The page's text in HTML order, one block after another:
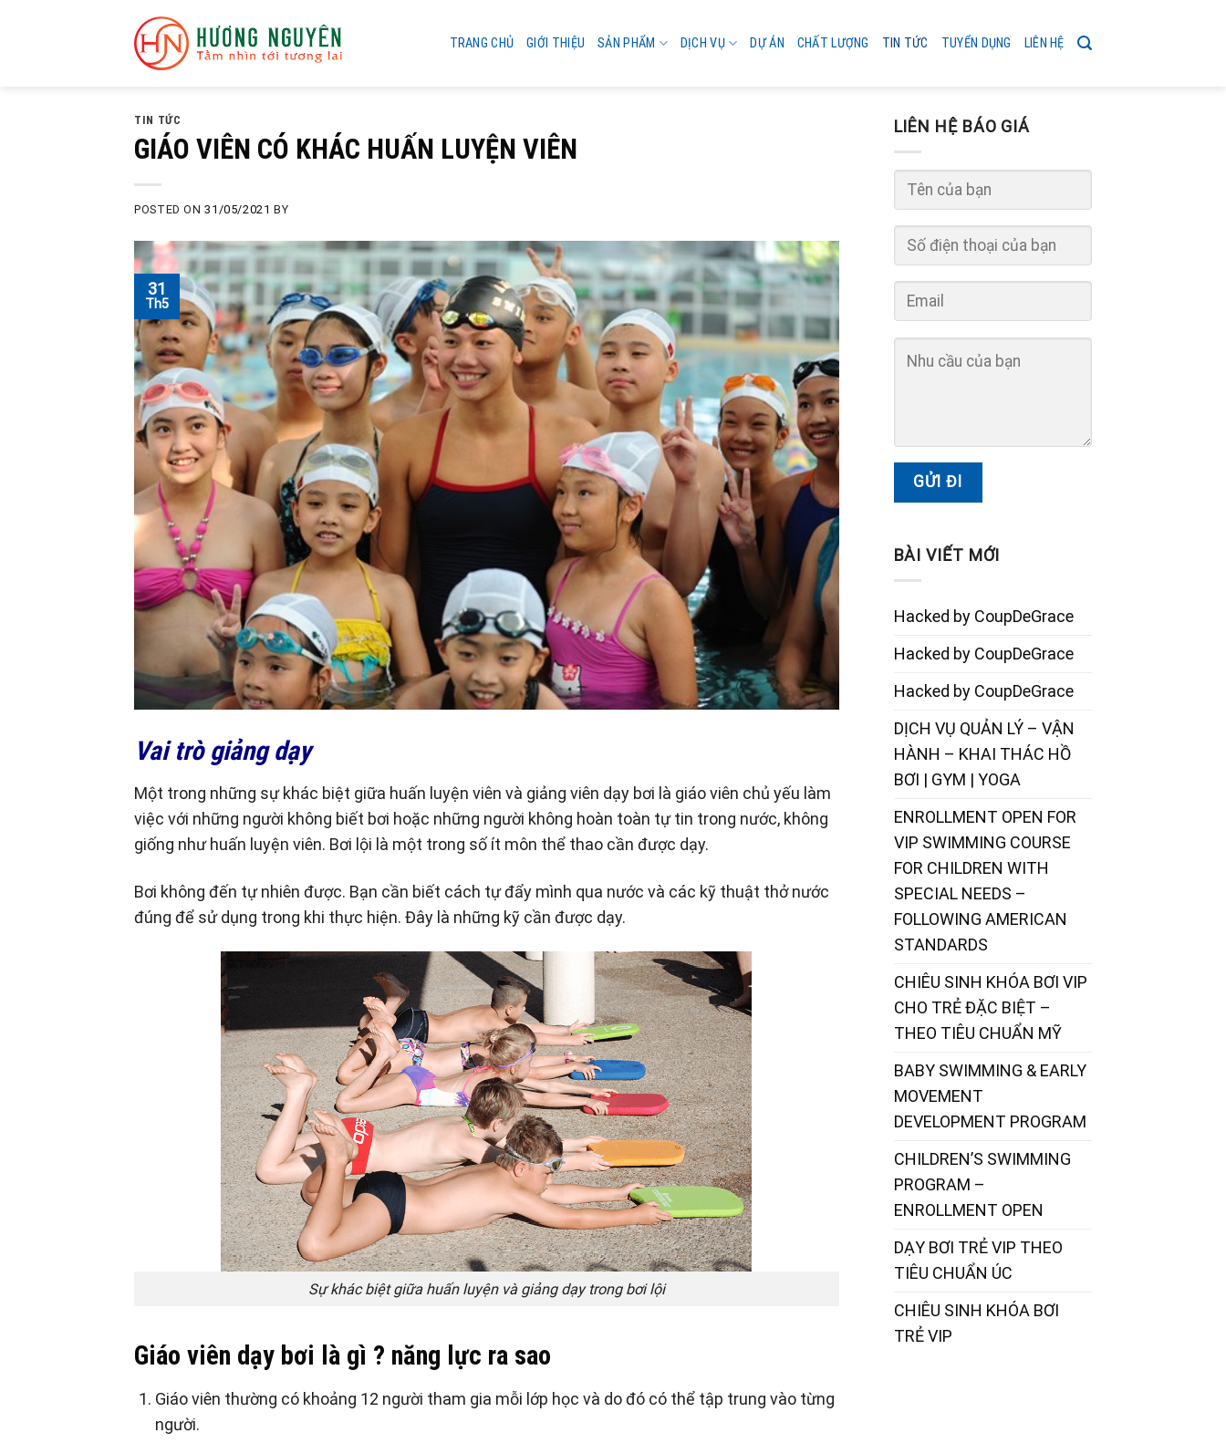
TRANG CHỦ GIỚI THIỆU SẢN PHẨM DỊCH VỤ DỰ ÁN CHẤT LƯỢNG TIN TỨC TUYỂN DỤNG LIÊN HỆ
TIN TỨC
GIÁO VIÊN CÓ KHÁC HUẤN LUYỆN VIÊN
POSTED ON31/05/2021 BY
31
Th5
Vai trò giảng dạy
Một trong những sự khác biệt giữa huấn luyện viên và giảng viên dạy bơi là giáo viên chủ yếu làm
việc với những người không biết bơi hoặc những người không hoàn toàn tự tin trong nước, không
giống như huấn luyện viên. Bơi lội là một trong số ít môn thể thao cần được dạy.
Bơi không đến tự nhiên được. Bạn cần biết cách tự đẩy mình qua nước và các kỹ thuật thở nước
đúng để sử dụng trong khi thực hiện. Đây là những kỹ cần được dạy.
Sự khác biệt giữa huấn luyện và giảng dạy trong bơi lội
Giáo viên dạy bơi là gì ? năng lực ra sao
Giáo viên thường có khoảng 12 người tham gia mỗi lớp học và do đó có thể tập trung vào từng
người.
LIÊN HỆ BÁO GIÁ
BÀI VIẾT MỚI
Hacked by CoupDeGrace
Hacked by CoupDeGrace
Hacked by CoupDeGrace
DỊCH VỤ QUẢN LÝ – VẬN
HÀNH – KHAI THÁC HỒ
BƠI | GYM | YOGA
ENROLLMENT OPEN FOR
VIP SWIMMING COURSE
FOR CHILDREN WITH
SPECIAL NEEDS –
FOLLOWING AMERICAN
STANDARDS
CHIÊU SINH KHÓA BƠI VIP
CHO TRẺ ĐẶC BIỆT –
THEO TIÊU CHUẨN MỸ
BABY SWIMMING & EARLY
MOVEMENT
DEVELOPMENT PROGRAM
CHILDREN’S SWIMMING
PROGRAM –
ENROLLMENT OPEN
DẠY BƠI TRẺ VIP THEO
TIÊU CHUẨN ÚC
CHIÊU SINH KHÓA BƠI
TRẺ VIP